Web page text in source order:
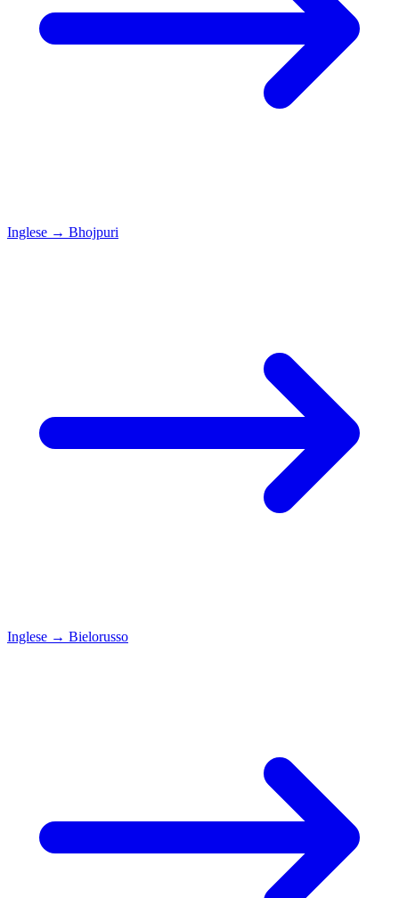
Inglese → Bhojpuri
Inglese → Bielorusso